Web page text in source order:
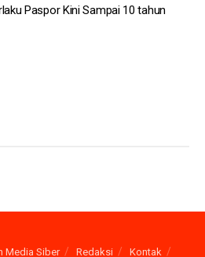
Paspor Kini Sampai 10 tahun
Media Siber Redaksi Kontak